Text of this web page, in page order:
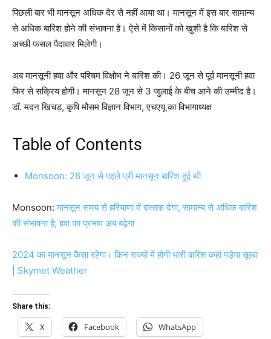
पिछली बार भी मानसून अधिक देर से नहीं आया था। मानसून में इस बार सामान्य
से अधिक बारिश होने की संभावना है। ऐसे में किसानों को खुशी है कि बारिश से
अच्छी फसल पैदावार मिलेगी।
अब मानसूनी हवा और पश्चिम विक्षोभ ने बारिश की। 26 जून से पूर्व मानसूनी हवा
फिर से सक्रिय होगी। मानसून 28 जून से 3 जुलाई के बीच आने की उम्मीद है।
डॉ. मदन खिचड़, कृषि मौसम विज्ञान विभाग, एचएयू का विभागाध्यक्ष
Table of Contents
Monsoon: 28 जून से पहले प्री मानसून बारिश हुई थी
Monsoon:मानसून समय से हरियाणा में दस्तक देगा, सामान्य से अधिक बारिश
की संभावना है; हवा का प्रभाव अब बढ़ेगा
2024 का मानसून कैसा रहेगा। किन राज्यों में होगी भारी बारिश कहां पड़ेगा सूखा
| Skymet Weather
Share this:
X Facebook WhatsApp